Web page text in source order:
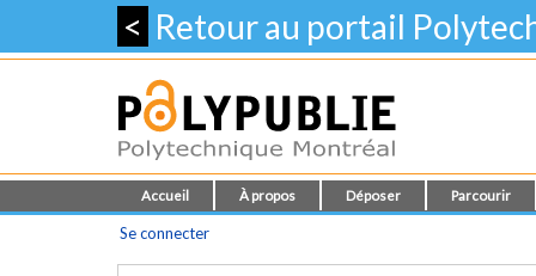
< Retour au portail
Accueil À propos Déposer Parcourir
Se connecter